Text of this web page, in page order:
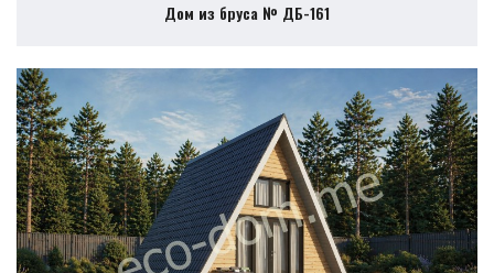
Дом из бруса № ДБ-161